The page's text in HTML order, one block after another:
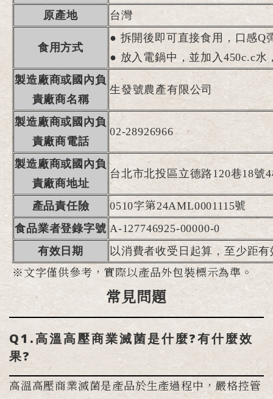
原產地 台灣
食用方式
● 拆開後即可直接食用，口感Q
●放入電鍋中，並加入450c.c水
製造廠商或國內負
責廠商名稱
生發號農產有限公司
製造廠商或國內負
責廠商電話
02-28926966
製造廠商或國內負
責廠商地址
台北市北投區立德路120巷18號
產品責任險
0510字第24AML0001115號
食品業者登錄字號 A-127746925-00000-0
有效日期
以消費者收受日起算，至少距
※文字僅供參考，實際以產品外包裝標示為準。
常見問題
Q1.高溫高壓商業滅菌是什麼?有什麼效
果?
高溫高壓商業滅菌是產品於生產過程中，嚴格控管